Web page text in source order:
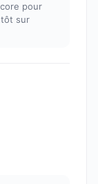
pour
sur